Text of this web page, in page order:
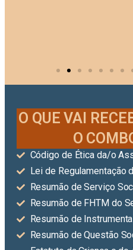
O QUE VAI
O
Código de Ética da/o
Lei de Regulamentação
Resumão de Serviço
Resumão de FHTM do
Resumão de
Resumão de Questão